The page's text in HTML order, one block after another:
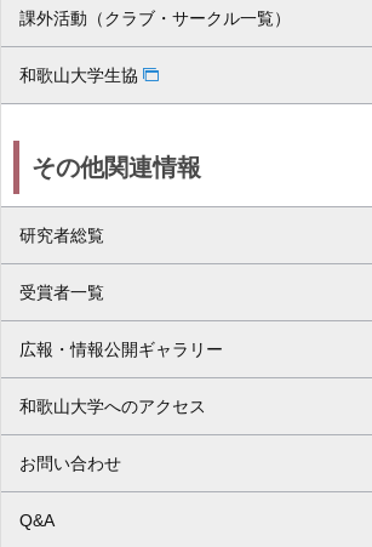
課外活動（クラブ・サークル一覧）
和歌山大学生協
その他関連情報
研究者総覧
受賞者一覧
広報・情報公開ギャラリー
和歌山大学へのアクセス
お問い合わせ
Q&A